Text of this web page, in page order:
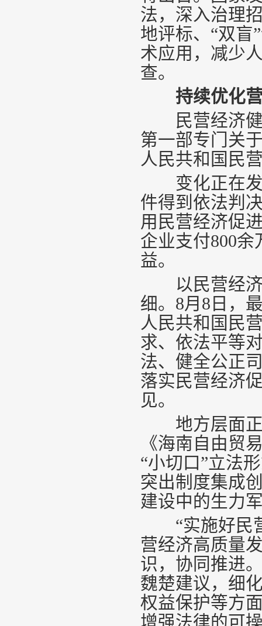
法，深入治理
地评标、“双盲
术应用，减少
查。
持续优化
民营经济健
第一部专门关
人民共和国民
变化正在发
件得到依法判
用民营经济促
企业支付800
益。
以民营经济
细。8月8日，
人民共和国民
求、依法平等
法、健全公正
落实民营经济
见。
地方层面正
《海南自由贸
“小切口”立法
突出制度集成
建设中的生力
“实施好民营
营经济高质量
识，协同推进
魏楚建议，细
权益保护等方
增强法律的可